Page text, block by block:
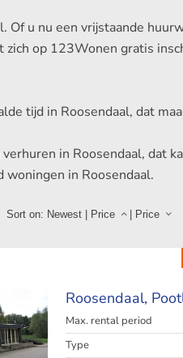
Of u nu een vrijstaande
op 123Wonen gratis
tijd in Roosendaal, dat
in Roosendaal, dat
in Roosendaal.
Sort on: Newest| Price | Price
Roosendaal,
Max. rental period
Type